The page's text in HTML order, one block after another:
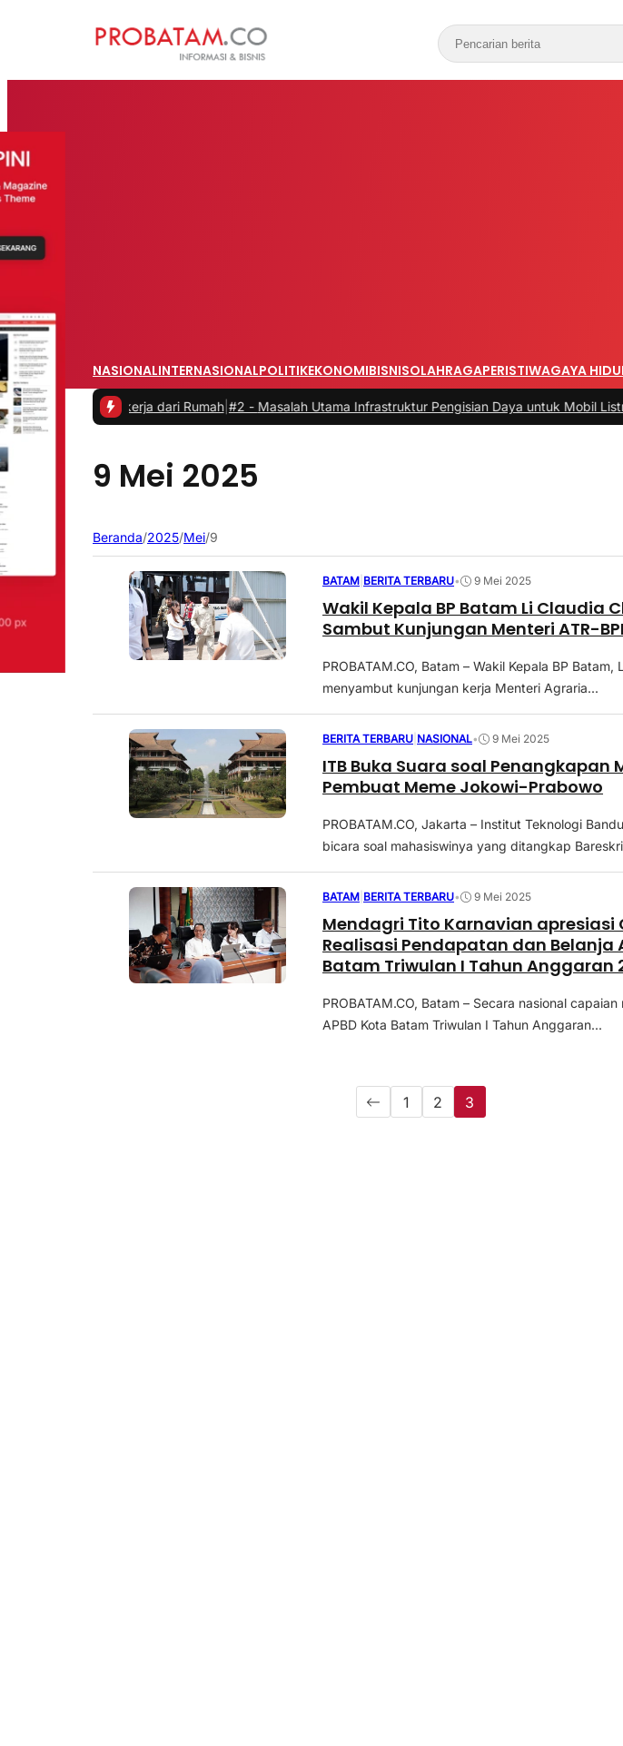
NASIONALINTERNASIONALPOLITIKEKONOMIBISNISOLAHRAGAPERISTIWAGAYA
Bekerja dari Rumah| #2 - Masalah Utama Infrastruktur Pengisian Daya untuk Mobil Listrik yang
9 Mei 2025
Beranda/2025/Mei/9
BATAM BERITA TERBARU• 9 Mei 2025
Wakil Kepala BP Batam Li Claudia
Sambut Kunjungan Menteri ATR-
PROBATAM.CO, Batam – Wakil Kepala BP Batam,
menyambut kunjungan kerja Menteri Agraria...
BERITA TERBARU NASIONAL• 9 Mei 2025
ITB Buka Suara soal Penangkapan
Pembuat Meme Jokowi-Prabowo
PROBATAM.CO, Jakarta – Institut Teknologi
bicara soal mahasiswinya yang ditangkap
BATAM BERITA TERBARU• 9 Mei 2025
Mendagri Tito Karnavian apresiasi
Realisasi Pendapatan dan Belanja
Batam Triwulan I Tahun Anggaran
Belanja Urutan ke-9
PROBATAM.CO, Batam – Secara nasional
APBD Kota Batam Triwulan I Tahun Anggaran...
1 2 3